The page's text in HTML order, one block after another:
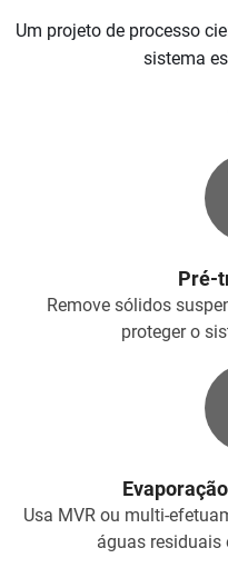
Um projeto de processo
sistema
Pré-
Remove sólidos
proteger o
Usa MVR ou multi-
águas residuais